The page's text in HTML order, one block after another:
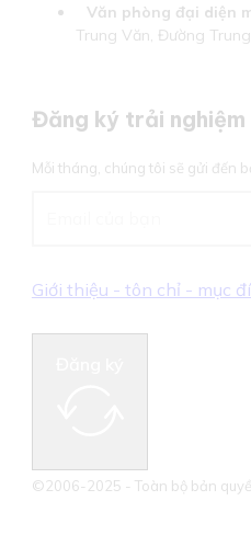
Văn phòng đại diện
Trung Văn, Đường
Đăng ký trải nghiệm
Mỗi tháng, chúng tôi sẽ gửi đến
Giới thiệu - tôn chỉ - mục
©2006-2025 - Toàn bộ bản